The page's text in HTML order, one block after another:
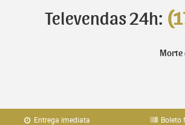
Televendas 24h:
Morte
Entrega imediata Boleto